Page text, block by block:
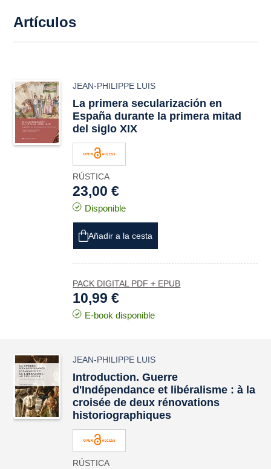
Artículos
JEAN-PHILIPPE LUIS
La primera secularización en
España durante la primera mitad
del siglo XIX
RÚSTICA
23,00 €
Disponible
Añadir a la cesta
PACK DIGITAL PDF + EPUB
10,99 €
E-book disponible
JEAN-PHILIPPE LUIS
Introduction. Guerre
d'Indépendance et libéralisme : à la
croisée de deux rénovations
historiographiques
RÚSTICA